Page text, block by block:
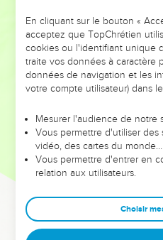
Les pharisiens leur
vous vous êtes laissé tromper ?
Y a-t-il quelqu'un parmi les
cru en lui ?
Mais cette foule qui ne
maudits ! »
Nicodème, qui était venu
l'un d'eux, leur dit :
« Notre loi condamne-t-elle
Jésus et la femme
En cliquant sur le bouton «
acceptez que TopChrétien
cookies ou l'identifiant unique
traite vos données à caractère
données de navigation et les
votre compte utilisateur) dans
Mesurer l'audience de notre
Vous permettre d'utiliser
vidéo, des cartes du monde…
Vous permettre d'entrer en
relation aux utilisateurs.
Choisir